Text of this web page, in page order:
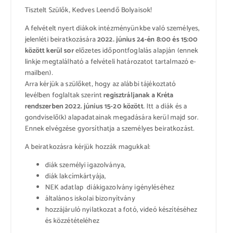
Tisztelt Szülők, Kedves Leendő Bolyaisok!
A felvételt nyert diákok intézményünkbe való személyes,
jelenléti beiratkozására2022. június 24-én 8:00 és 15:00
között kerül sorelőzetes időpontfoglalás alapján (ennek
linkje megtalálható a felvételi határozatot tartalmazó e-
mailben).
Arra kérjük a szülőket, hogy az alábbi tájékoztató
levélben foglaltak szerintregisztráljanak a Kréta
rendszerben 2022. június 15-20 között. Itt a diák és a
gondviselő(k) alapadatainak megadására kerül majd sor.
Ennek elvégzése gyorsíthatja a személyes beiratkozást.
A beiratkozásra kérjük hozzák magukkal:
diák személyi igazolványa,
diák lakcímkártyája,
NEK adatlap diákigazolvány igényléséhez
általános iskolai bizonyítvány
hozzájáruló nyilatkozat a fotó, videó készítéséhez
és közzétételéhez